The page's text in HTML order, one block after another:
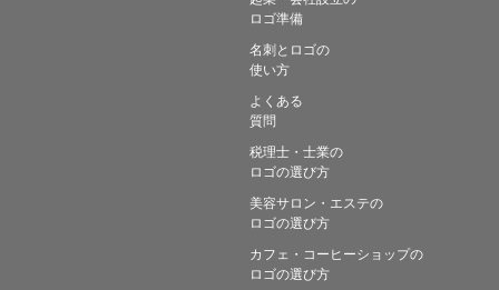
ロゴ準備
名刺とロゴの
使い方
よくある
質問
税理士・士業の
ロゴの選び方
美容サロン・エステの
ロゴの選び方
カフェ・コーヒーショップの
ロゴの選び方